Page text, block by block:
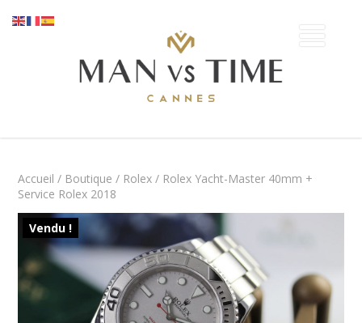
Accueil / Boutique / Rolex/ Rolex Yacht-Master 40mm +
Service Rolex 2018
Vendu !